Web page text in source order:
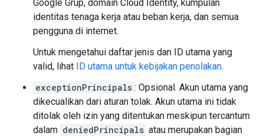
Google Grup, domain Cloud Identity, kumpulan
identitas tenaga kerja atau beban kerja, dan semua
pengguna di internet.
Untuk mengetahui daftar jenis dan ID utama yang
valid, lihat ID utama untuk kebijakan penolakan.
exceptionPrincipals : Opsional. Akun utama yang
dikecualikan dari aturan tolak. Akun utama ini tidak
ditolak oleh izin yang ditentukan meskipun tercantum
dalam deniedPrincipals atau merupakan bagian